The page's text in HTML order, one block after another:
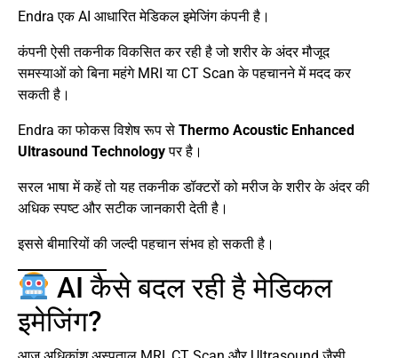
Endra एक AI आधारित मेडिकल इमेजिंग कंपनी है।
कंपनी ऐसी तकनीक विकसित कर रही है जो शरीर के अंदर मौजूद
समस्याओं को बिना महंगे MRI या CT Scan के पहचानने में मदद कर
सकती है।
Endra का फोकस विशेष रूप से Thermo Acoustic Enhanced
Ultrasound Technologyपर है।
सरल भाषा में कहें तो यह तकनीक डॉक्टरों को मरीज के शरीर के अंदर की
अधिक स्पष्ट और सटीक जानकारी देती है।
इससे बीमारियों की जल्दी पहचान संभव हो सकती है।
AI कैसे बदल रही है मेडिकल
इमेजिंग?